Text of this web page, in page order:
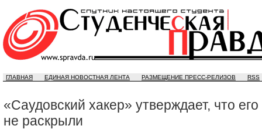
ГЛАВНАЯ ЕДИНАЯ НОВОСТНАЯ ЛЕНТА РАЗМЕЩЕНИЕ ПРЕСС-РЕЛИЗОВ RSS
«Саудовский хакер» утверждает, что его
не раскрыли